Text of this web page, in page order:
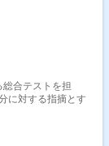
合テストを担
に対する指摘とす